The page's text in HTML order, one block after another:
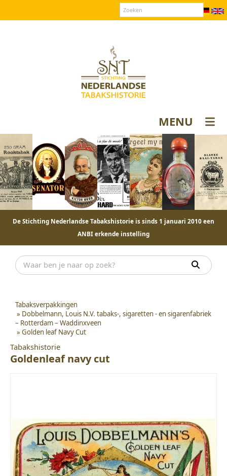
MENU
De Stichting Nederlandse Tabakshistorie is sinds 1 januari 2010 een
ANBI erkende instelling
Tabaksverpakkingen
» Dobbelmann, Louis N.V. tabaks-, sigaretten - en sigarenfabriek
– Rotterdam – Waddinxveen
» Golden leaf Navy Cut
Tabakshistorie
Goldenleaf navy cut